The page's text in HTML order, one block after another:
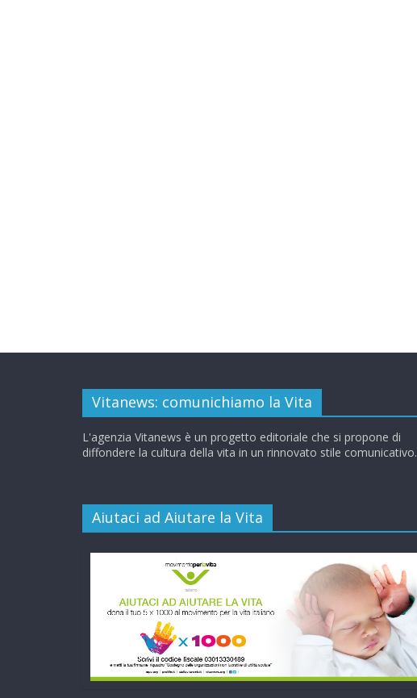
Vitanews: comunichiamo la Vita
L'agenzia Vitanews è un progetto editoriale che si propone di
diffondere la cultura della vita in un rinnovato stile comunicativo.
Aiutaci ad Aiutare la Vita